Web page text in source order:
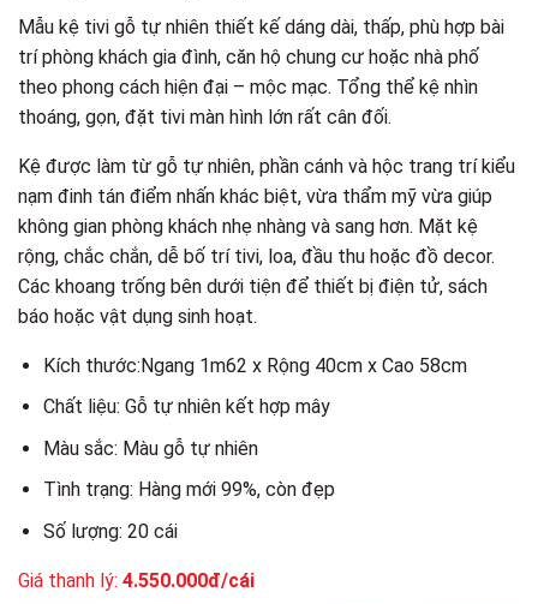
Mẫu kệ tivi gỗ tự nhiên thiết kế dáng dài, thấp, phù hợp bài
trí phòng khách gia đình, căn hộ chung cư hoặc nhà phố
theo phong cách hiện đại – mộc mạc. Tổng thể kệ nhìn
thoáng, gọn, đặt tivi màn hình lớn rất cân đối.
Kệ được làm từ gỗ tự nhiên, phần cánh và hộc trang trí kiểu
nạm đinh tán điểm nhấn khác biệt, vừa thẩm mỹ vừa giúp
không gian phòng khách nhẹ nhàng và sang hơn. Mặt kệ
rộng, chắc chắn, dễ bố trí tivi, loa, đầu thu hoặc đồ decor.
Các khoang trống bên dưới tiện để thiết bị điện tử, sách
báo hoặc vật dụng sinh hoạt.
Kích thước:Ngang 1m62 x Rộng 40cm x Cao 58cm
Chất liệu: Gỗ tự nhiên kết hợp mây
Màu sắc: Màu gỗ tự nhiên
Tình trạng: Hàng mới 99%, còn đẹp
Số lượng: 20 cái
Giá thanh lý: 4.550.000đ/cái